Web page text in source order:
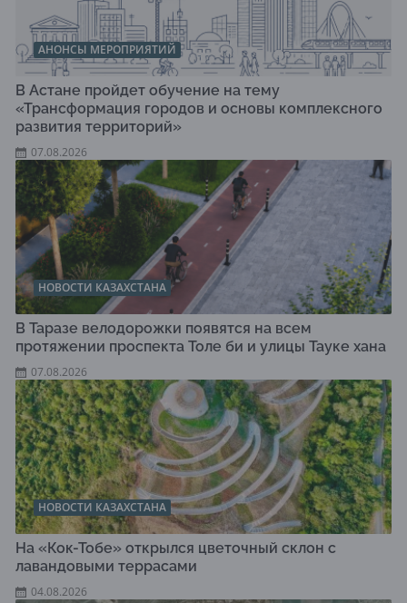
АНОНСЫ МЕРОПРИЯТИЙ
В Астане пройдет обучение на тему
«Трансформация городов и основы комплексного
развития территорий»
07.08.2026
НОВОСТИ КАЗАХСТАНА
В Таразе велодорожки появятся на всем
протяжении проспекта Толе би и улицы Тауке хана
07.08.2026
НОВОСТИ КАЗАХСТАНА
На «Кок-Тобе» открылся цветочный склон с
лавандовыми террасами
04.08.2026